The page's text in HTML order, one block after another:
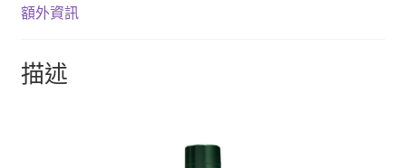
額外資訊
描述